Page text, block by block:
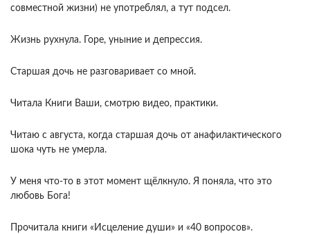
совместной жизни) не употреблял, а тут подсел.
Жизнь рухнула. Горе, уныние и депрессия.
Старшая дочь не разговаривает со мной.
Читала Книги Ваши, смотрю видео, практики.
Читаю с августа, когда старшая дочь от анафилактического
шока чуть не умерла.
У меня что-то в этот момент щёлкнуло. Я поняла, что это
любовь Бога!
Прочитала книги «Исцеление души» и «40 вопросов».